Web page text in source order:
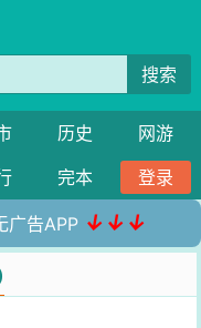
搜索
历史
网游
完本 登录
广告APP ↓↓↓